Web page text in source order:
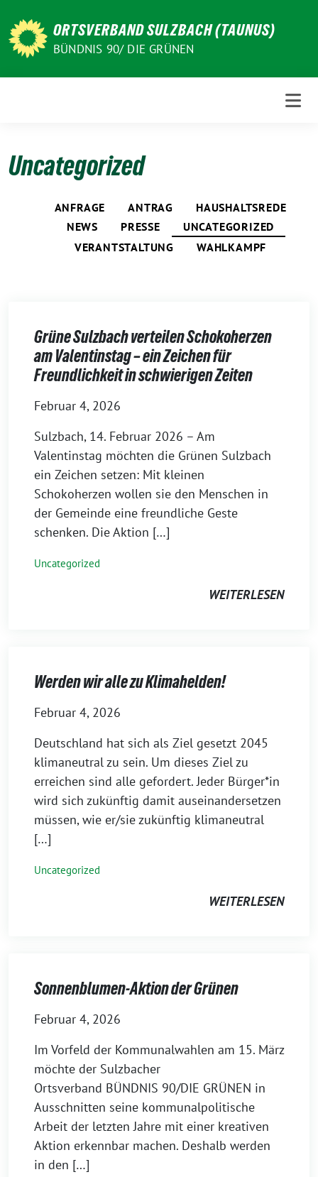
zum
Inhalt
ORTSVERBAND SULZBACH (TAUNUS)
BÜNDNIS 90/ DIE GRÜNEN
Uncategorized
ANFRAGE ANTRAG
HAUSHALTSREDE
NEWS
PRESSE
UNCATEGORIZED
VERANTSTALTUNG
WAHLKAMPF
Grüne Sulzbach verteilen Schokoherzen
am Valentinstag – ein Zeichen für
Freundlichkeit in schwierigen Zeiten
Februar 4, 2026
Sulzbach, 14. Februar 2026 – Am
Valentinstag möchten die Grünen Sulzbach
ein Zeichen setzen: Mit kleinen
Schokoherzen wollen sie den Menschen in
der Gemeinde eine freundliche Geste
schenken. Die Aktion […]
Uncategorized
WEITERLESEN
Werden wir alle zu Klimahelden!
Februar 4, 2026
Deutschland hat sich als Ziel gesetzt 2045
klimaneutral zu sein. Um dieses Ziel zu
erreichen sind alle gefordert. Jeder Bürger*in
wird sich zukünftig damit auseinandersetzen
müssen, wie er/sie zukünftig klimaneutral
[…]
Uncategorized
WEITERLESEN
Sonnenblumen-Aktion der Grünen
Februar 4, 2026
Im Vorfeld der Kommunalwahlen am 15. März
möchte der Sulzbacher
Ortsverband BÜNDNIS 90/DIE GRÜNEN in
Ausschnitten seine kommunalpolitische
Arbeit der letzten Jahre mit einer kreativen
Aktion erkennbar machen. Deshalb werden
in den […]